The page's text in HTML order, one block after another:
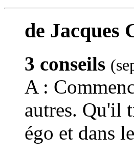
de Jacques
3 conseils
A :
autres. Qu'il
égo et dans